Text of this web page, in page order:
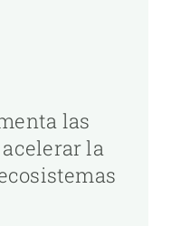
las
acelerar la